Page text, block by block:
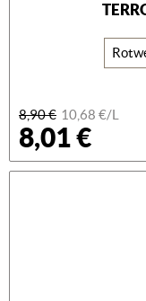
8,90 € 10,68 €/L
8,01 €